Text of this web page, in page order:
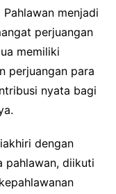
menjadi
perjuangan
memiliki
perjuangan para
nyata bagi
dengan
pahlawan, diikuti